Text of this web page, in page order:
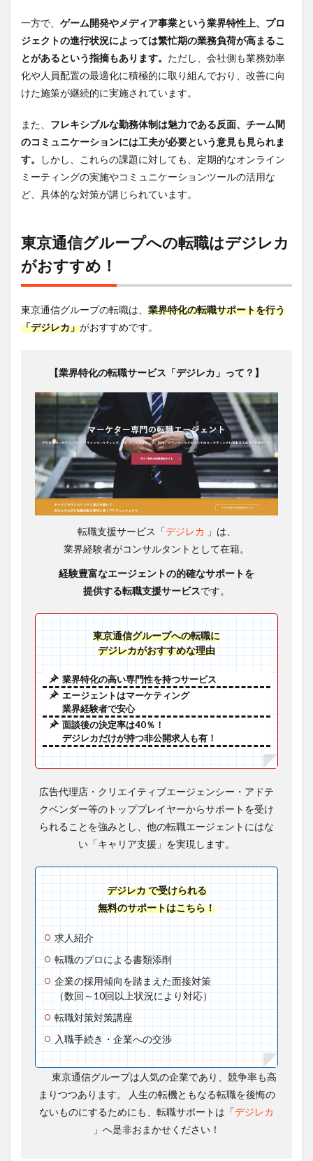
一方で、 ゲーム開発やメディア事業という業界特性上、プロ
ジェクトの進行状況によっては繁忙期の業務負荷が高まるこ
とがあるという指摘もあります。 ただし、会社側も業務効率
化や人員配置の最適化に積極的に取り組んでおり、改善に向
けた施策が継続的に実施されています。
また、 フレキシブルな勤務体制は魅力である反面、チーム間
のコミュニケーションには工夫が必要という意見も見られま
す。
しかし、これらの課題に対しても、定期的なオンライン
ミーティングの実施やコミュニケーションツールの活用な
ど、具体的な対策が講じられています。
東京通信グループへの転職はデジレカ
がおすすめ！
東京通信グループの転職は、 業界特化の転職サポートを行う
「デジレカ」がおすすめです。
【業界特化の転職サービス「デジレカ」って？】
転職支援サービス「デジレカ 」は、
業界経験者がコンサルタントとして在籍。
経験豊富なエージェントの的確なサポートを
提供する転職支援サービスです。
東京通信グループへの転職に
デジレカがおすすめな理由
業界特化の高い専門性を持つサービス
エージェントはマーケティング
業界経験者で安心
面談後の決定率は40％！
デジレカだけが持つ非公開求人も有！
広告代理店・クリエイティブエージェンシー・アドテ
クベンダー等のトッププレイヤーからサポートを受け
られることを強みとし、他の転職エージェントにはな
い「キャリア支援」を実現します。
デジレカ で受けられる
無料のサポートはこちら！
求人紹介
転職のプロによる書類添削
企業の採用傾向を踏まえた面接対策
（数回～10回以上状況により対応）
転職対策対策講座
入職手続き・企業への交渉
東京通信グループは人気の企業であり、競争率も高
まりつつあります。 人生の転機ともなる転職を後悔の
ないものにするためにも、転職サポートは「デジレカ
」へ是非おまかせください！